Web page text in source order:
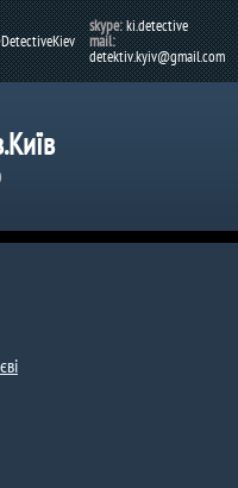
skype:ki.detective
mail:
detektiv.kyiv@gmail.com